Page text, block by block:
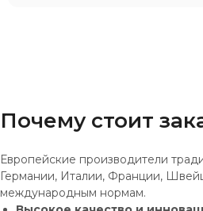
Почему стоит
Европейские производители
Германии, Италии, Франции,
международным нормам.